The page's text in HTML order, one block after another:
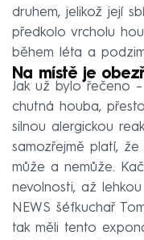
druhem, jelikož její
předkolo vrcholu
během léta a
Na místě je
Jak už bylo řečeno
chutná houba,
silnou alergickou
samozřejmě platí,
může a nemůže.
nevolnosti, až
NEWS šéfkuchař
tak měli tento